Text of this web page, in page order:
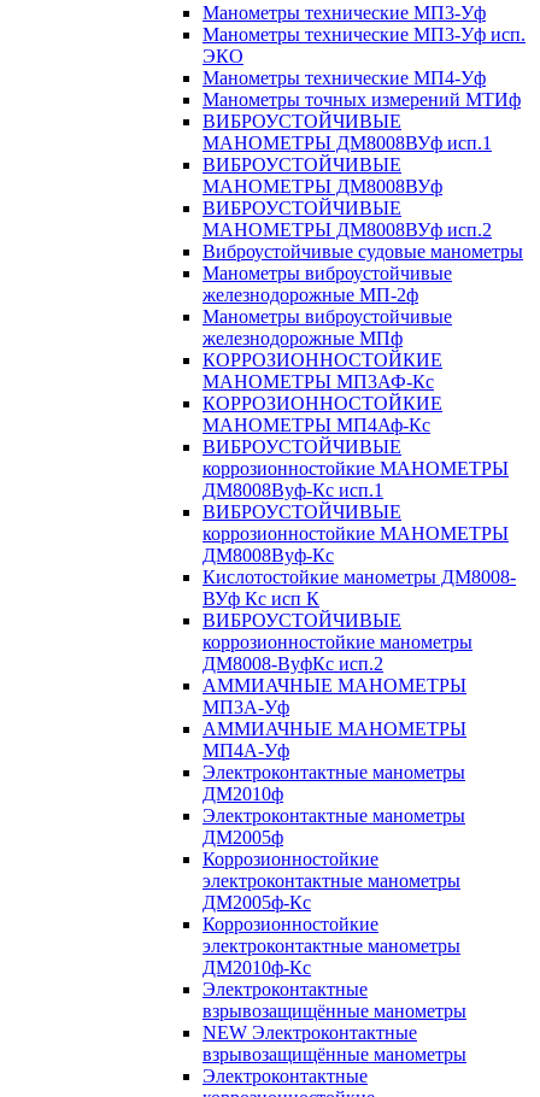
Манометры технические МП3-Уф
Манометры технические МП3-Уф исп.
ЭКО
Манометры технические МП4-Уф
Манометры точных измерений МТИф
ВИБРОУСТОЙЧИВЫЕ
МАНОМЕТРЫ ДМ8008ВУф исп.1
ВИБРОУСТОЙЧИВЫЕ
МАНОМЕТРЫ ДМ8008ВУф
ВИБРОУСТОЙЧИВЫЕ
МАНОМЕТРЫ ДМ8008ВУф исп.2
Виброустойчивые судовые манометры
Манометры виброустойчивые
железнодорожные МП-2ф
Манометры виброустойчивые
железнодорожные МПф
КОРРОЗИОННОСТОЙКИЕ
МАНОМЕТРЫ МП3АФ-Кс
КОРРОЗИОННОСТОЙКИЕ
МАНОМЕТРЫ МП4Аф-Кс
ВИБРОУСТОЙЧИВЫЕ
коррозионностойкие МАНОМЕТРЫ
ДМ8008Вуф-Кс исп.1
ВИБРОУСТОЙЧИВЫЕ
коррозионностойкие МАНОМЕТРЫ
ДМ8008Вуф-Кс
Кислотостойкие манометры ДМ8008-
ВУф Кс исп К
ВИБРОУСТОЙЧИВЫЕ
коррозионностойкие манометры
ДМ8008-ВуфКс исп.2
АММИАЧНЫЕ МАНОМЕТРЫ
МП3А-Уф
АММИАЧНЫЕ МАНОМЕТРЫ
МП4А-Уф
Электроконтактные манометры
ДМ2010ф
Электроконтактные манометры
ДМ2005ф
Коррозионностойкие
электроконтактные манометры
ДМ2005ф-Кс
Коррозионностойкие
электроконтактные манометры
ДМ2010ф-Кс
Электроконтактные
взрывозащищённые манометры
NEW Электроконтактные
взрывозащищённые манометры
Электроконтактные